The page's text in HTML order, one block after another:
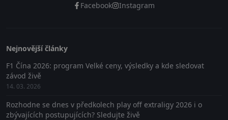
Facebook Instagram
Nejnovější články
F1 Čína 2026: program Velké ceny, výsledky a kde sledovat
závod živě
14. 03. 2026
Rozhodne se dnes v předkolech play off extraligy 2026 i o
zbývajících postupujících? Sledujte živě